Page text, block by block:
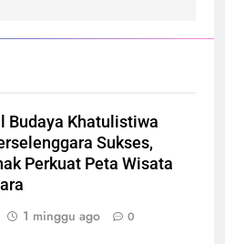
Budaya Khatulistiwa
Sukses,
Perkuat Peta Wisata
1 minggu ago 0